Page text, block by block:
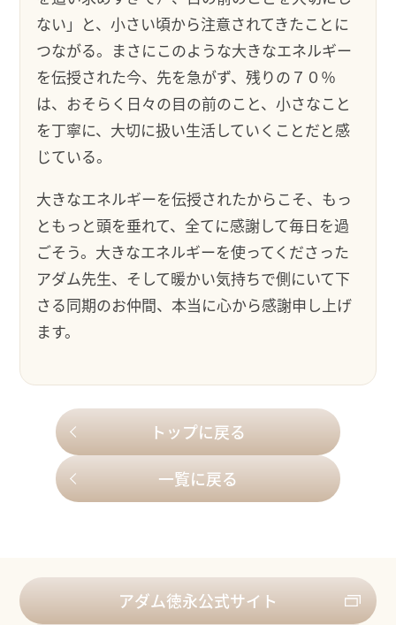
ない」と、小さい頃から注意されてきたことに
つながる。まさにこのような大きなエネルギー
を伝授された今、先を急がず、残りの７０％
は、おそらく日々の目の前のこと、小さなこと
を丁寧に、大切に扱い生活していくことだと感
じている。
大きなエネルギーを伝授されたからこそ、もっ
ともっと頭を垂れて、全てに感謝して毎日を過
ごそう。大きなエネルギーを使ってくださった
アダム先生、そして暖かい気持ちで側にいて下
さる同期のお仲間、本当に心から感謝申し上げ
ます。
トップに戻る
一覧に戻る
アダム徳永公式サイト